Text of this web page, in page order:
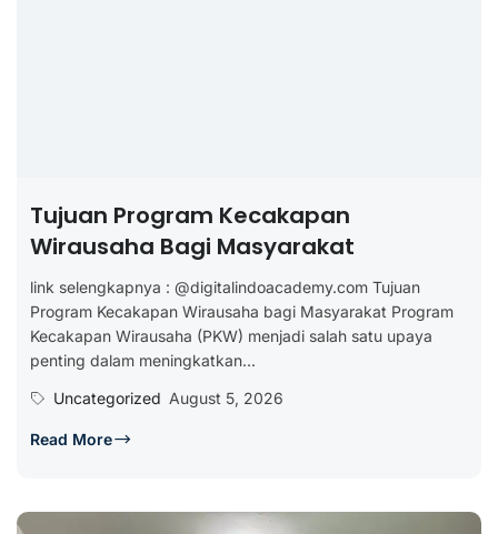
Tujuan Program Kecakapan
Wirausaha Bagi Masyarakat
link selengkapnya : @digitalindoacademy.com Tujuan
Program Kecakapan Wirausaha bagi Masyarakat Program
Kecakapan Wirausaha (PKW) menjadi salah satu upaya
penting dalam meningkatkan...
Uncategorized August 5, 2026
Read More